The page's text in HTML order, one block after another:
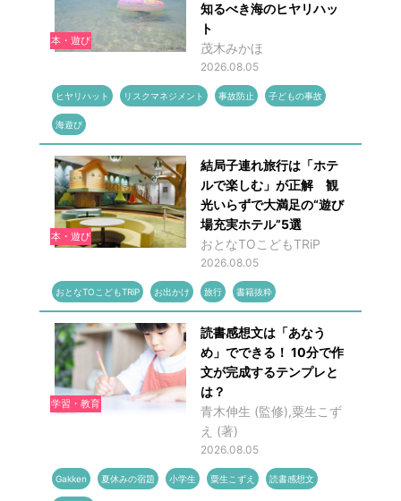
本・遊び
知るべき海のヒヤリハッ
ト
茂木みかほ
2026.08.05
ヒヤリハット リスクマネジメント 事故防止 子どもの事故
海遊び
本・遊び
結局子連れ旅行は「ホテ
ルで楽しむ」が正解 観
光いらずで大満足の“遊び
場充実ホテル”5選
おとなTOこどもTRiP
2026.08.05
おとなTOこどもTRiP お出かけ 旅行 書籍抜粋
学習・教育
読書感想文は「あなう
め」でできる！ 10分で作
文が完成するテンプレと
は？
青木伸生 (監修),粟生こず
え (著)
2026.08.05
Gakken 夏休みの宿題 小学生 粟生こずえ 読書感想文